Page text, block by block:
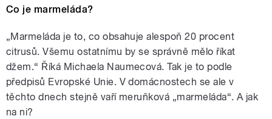
Co je marmeláda?
„Marmeláda je to, co obsahuje alespoň 20 procent
citrusů. Všemu ostatnímu by se správně mělo říkat
džem.“ Říká Michaela Naumecová. Tak je to podle
předpisů Evropské Unie. V domácnostech se ale v
těchto dnech stejně vaří meruňková „marmeláda“. A jak
na ni?